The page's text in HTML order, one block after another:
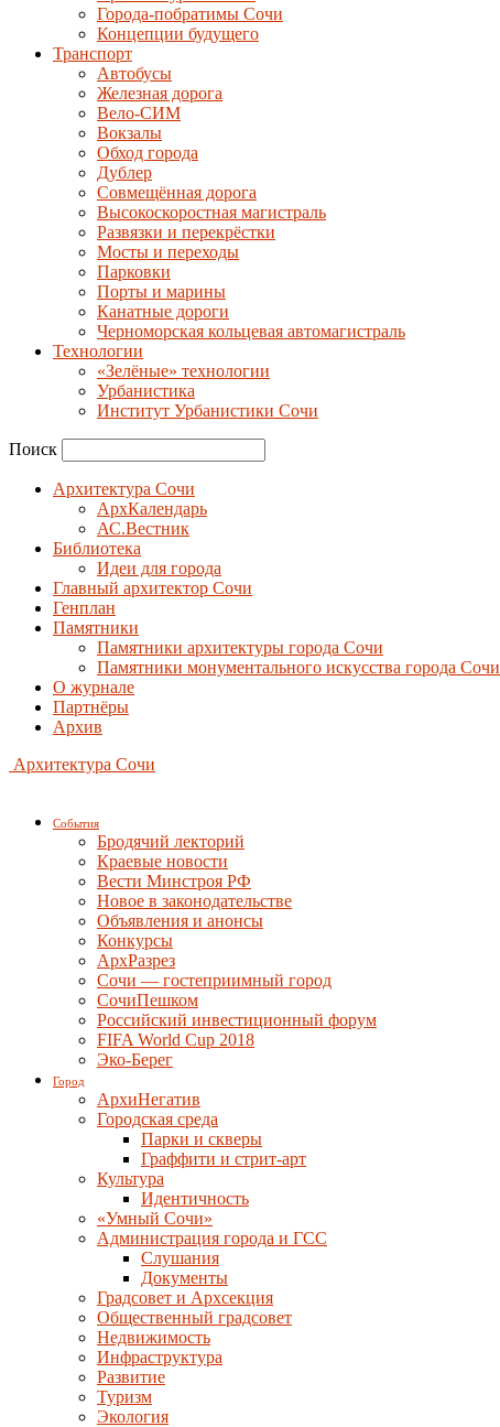
Города-побратимы Сочи
Концепции будущего
Транспорт
Автобусы
Железная дорога
Вело-СИМ
Вокзалы
Обход города
Дублер
Совмещённая дорога
Высокоскоростная магистраль
Развязки и перекрёстки
Мосты и переходы
Парковки
Порты и марины
Канатные дороги
Черноморская кольцевая автомагистраль
Технологии
«Зелёные» технологии
Урбанистика
Институт Урбанистики Сочи
Поиск
Архитектура Сочи
АрхКалендарь
АС.Вестник
Библиотека
Идеи для города
Главный архитектор Сочи
Генплан
Памятники
Памятники архитектуры города Сочи
Памятники монументального искусства города Сочи
О журнале
Партнёры
Архив
Архитектура Сочи
События
Бродячий лекторий
Краевые новости
Вести Минстроя РФ
Новое в законодательстве
Объявления и анонсы
Конкурсы
АрхРазрез
Сочи — гостеприимный город
СочиПешком
Российский инвестиционный форум
FIFA World Cup 2018
Эко-Берег
Город
АрхиНегатив
Городская среда
Парки и скверы
Граффити и стрит-арт
Культура
Идентичность
«Умный Сочи»
Администрация города и ГСС
Слушания
Документы
Градсовет и Архсекция
Общественный градсовет
Недвижимость
Инфраструктура
Развитие
Туризм
Экология